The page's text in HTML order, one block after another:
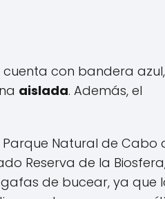
con bandera
aislada. Además, el
Natural de Cabo
Reserva de la
de bucear, ya que